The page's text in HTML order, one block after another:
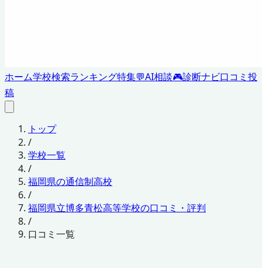
ホーム学校検索ランキング特集💬AI相談🎮診断ナビ口コミ投
稿
トップ
/
学校一覧
/
福岡県の通信制高校
/
福岡県立博多青松高等学校の口コミ・評判
/
口コミ一覧